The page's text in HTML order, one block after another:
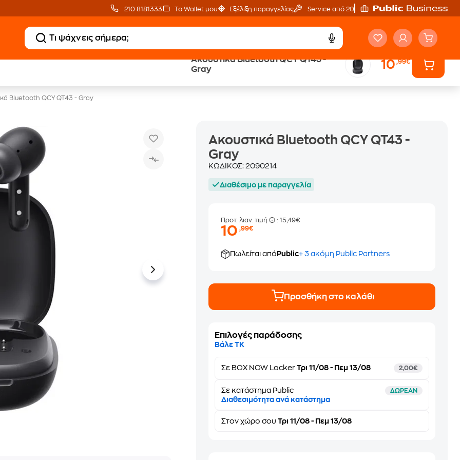
210 8181333 Το Wallet μου Εξέλιξη παραγγελίας Service από 20'
Ακουστικά Bluetooth QCY QT43 -
Gray
10,99€
Δωρεάν BoxNow
Bluetooth QCY QT43 - Gray
Ακουστικά Bluetooth QCY QT43 -
Gray
ΚΩΔΙΚΟΣ:2090214
Διαθέσιμο με παραγγελία
Προτ. λιαν. τιμή : 15,49€
10,99€
Πωλείται από Public+ 3 ακόμη Public Partners
Προσθήκη στο καλάθι
Επιλογές παράδοσης
Βάλε ΤΚ
Σε BOX NOW Locker Τρι 11/08 - Πεμ 13/08 2,00€
Σε κατάστημα Public ΔΩΡΕΑΝ
Διαθεσιμότητα ανά κατάστημα
Στονχώρο σου Τρι 11/08 - Πεμ 13/08